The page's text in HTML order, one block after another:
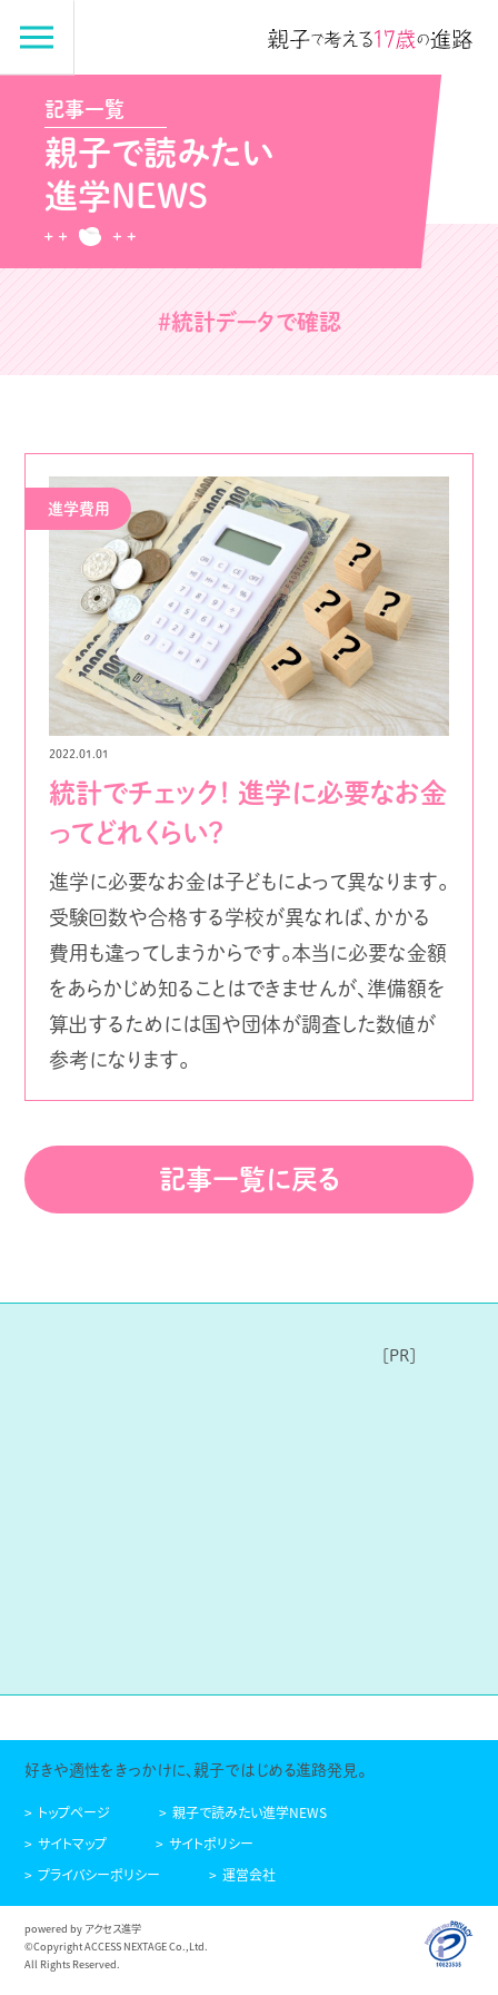
記事一覧
親子で読みたい
進学NEWS
#統計データで確認
進学費用
2022.01.01
統計でチェック！ 進学に必要なお金
ってどれくらい？
進学に必要なお金は子どもによって異なります。
受験回数や合格する学校が異なれば、かかる
費用も違ってしまうからです。本当に必要な金額
をあらかじめ知ることはできませんが、準備額を
算出するためには国や団体が調査した数値が
参考になります。
記事一覧に戻る
好きや適性をきっかけに、親子ではじめる進路発見。
トップページ
親子で読みたい進学NEWS
サイトマップ
サイトポリシー
プライバシーポリシー
運営会社
powered by アクセス進学
©Copyright ACCESS NEXTAGE Co.,Ltd.
All Rights Reserved.